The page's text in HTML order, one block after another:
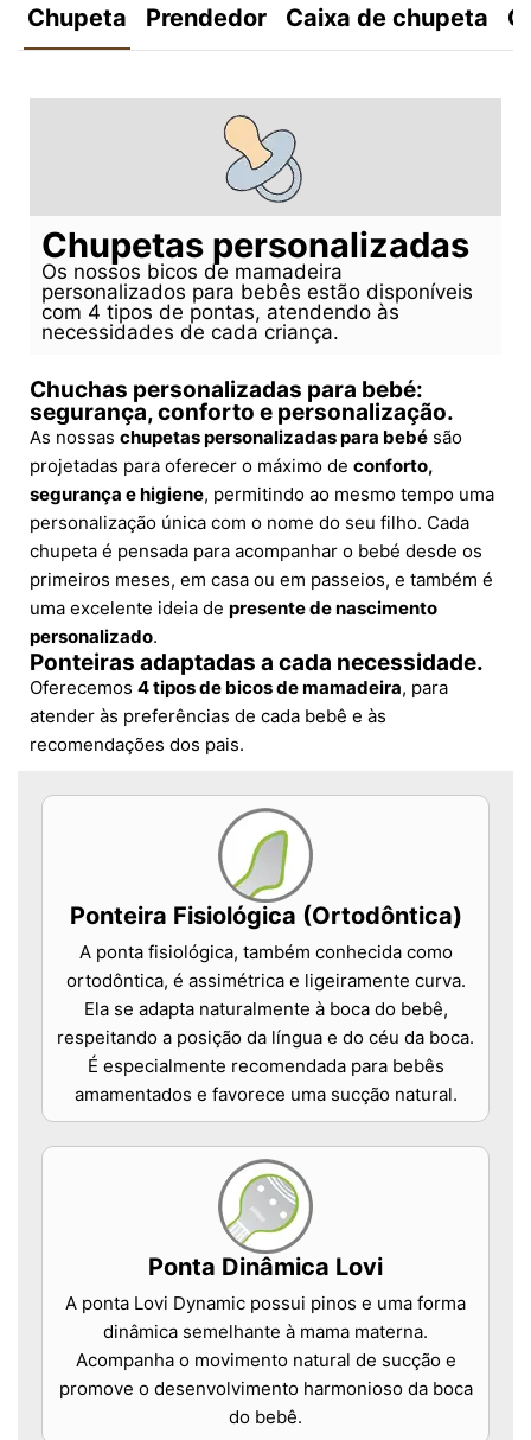
Chupeta Prendedor Caixa de chupeta
Chupetas personalizadas
Os nossos bicos de mamadeira
personalizados para bebês estão disponíveis
com 4 tipos de pontas, atendendo às
necessidades de cada criança.
Chuchas personalizadas para bebé:
segurança, conforto e personalização.
As nossas chupetas personalizadas para bebé são
projetadas para oferecer o máximo de conforto,
segurança e higiene, permitindo ao mesmo tempo uma
personalização única com o nome do seu filho. Cada
chupeta é pensada para acompanhar o bebé desde os
primeiros meses, em casa ou em passeios, e também é
uma excelente ideia de presente de nascimento
personalizado.
Ponteiras adaptadas a cada necessidade.
Oferecemos 4 tipos de bicos de mamadeira, para
atender às preferências de cada bebê e às
recomendações dos pais.
Ponteira Fisiológica (Ortodôntica)
A ponta fisiológica, também conhecida como
ortodôntica, é assimétrica e ligeiramente curva.
Ela se adapta naturalmente à boca do bebê,
respeitando a posição da língua e do céu da boca.
É especialmente recomendada para bebês
amamentados e favorece uma sucção natural.
Ponta Dinâmica Lovi
A ponta Lovi Dynamic possui pinos e uma forma
dinâmica semelhante à mama materna.
Acompanha o movimento natural de sucção e
promove o desenvolvimento harmonioso da boca
do bebê.